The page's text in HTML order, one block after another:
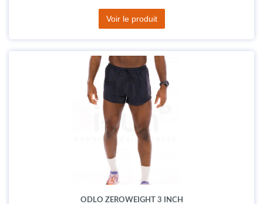
Voir le produit
ODLO ZEROWEIGHT 3 INCH